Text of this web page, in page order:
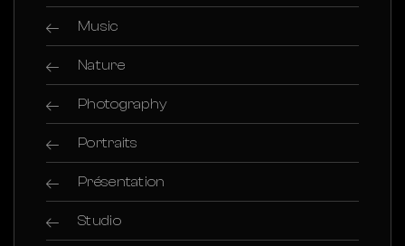
Music
Nature
Photography
Portraits
Présentation
Studio